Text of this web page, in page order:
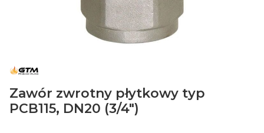
Zawór zwrotny płytkowy typ
PCB115, DN20 (3/4")